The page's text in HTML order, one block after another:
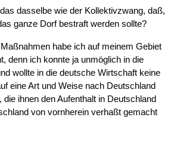
dasselbe wie der Kollektivzwang, daß,
ganze Dorf bestraft werden sollte?
habe ich auf meinem Gebiet
denn ich konnte ja unmöglich in die
wollte in die deutsche Wirtschaft keine
eine Art und Weise nach Deutschland
ihnen den Aufenthalt in Deutschland
von vornherein verhaßt gemacht